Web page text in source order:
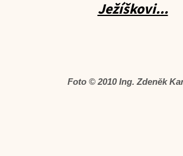
Ježíškovi...
Foto © 2010 Ing. Zdeněk